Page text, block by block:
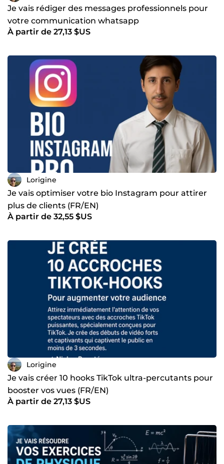
Je vais rédiger des messages professionnels pour
votre communication whatsapp
À partir de 27,13 $US
Lorigine
Je vais optimiser votre bio Instagram pour attirer
plus de clients (FR/EN)
À partir de 32,55 $US
Lorigine
Je vais créer 10 hooks TikTok ultra-percutants pour
booster vos vues (FR/EN)
À partir de 27,13 $US